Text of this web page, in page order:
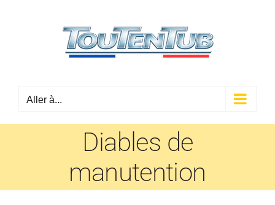
Aller à...
Diables de
manutention